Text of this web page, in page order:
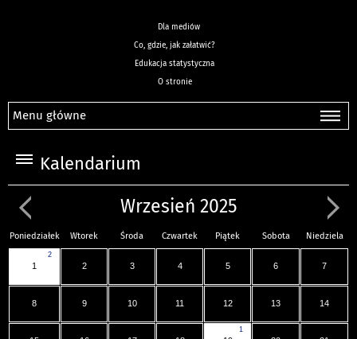
Dla mediów
Co, gdzie, jak załatwić?
Edukacja statystyczna
O stronie
Menu główne
Kalendarium
Wrzesień 2025
Poniedziałek Wtorek Środa Czwartek Piątek Sobota Niedziela
2
1 2 3 4 5 6 7
8 9 10 11 12 13 14
1